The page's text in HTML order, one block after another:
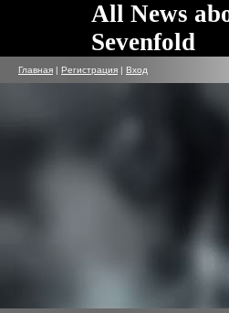
All News
Sevenfold
Главная | Регистрация | Вход